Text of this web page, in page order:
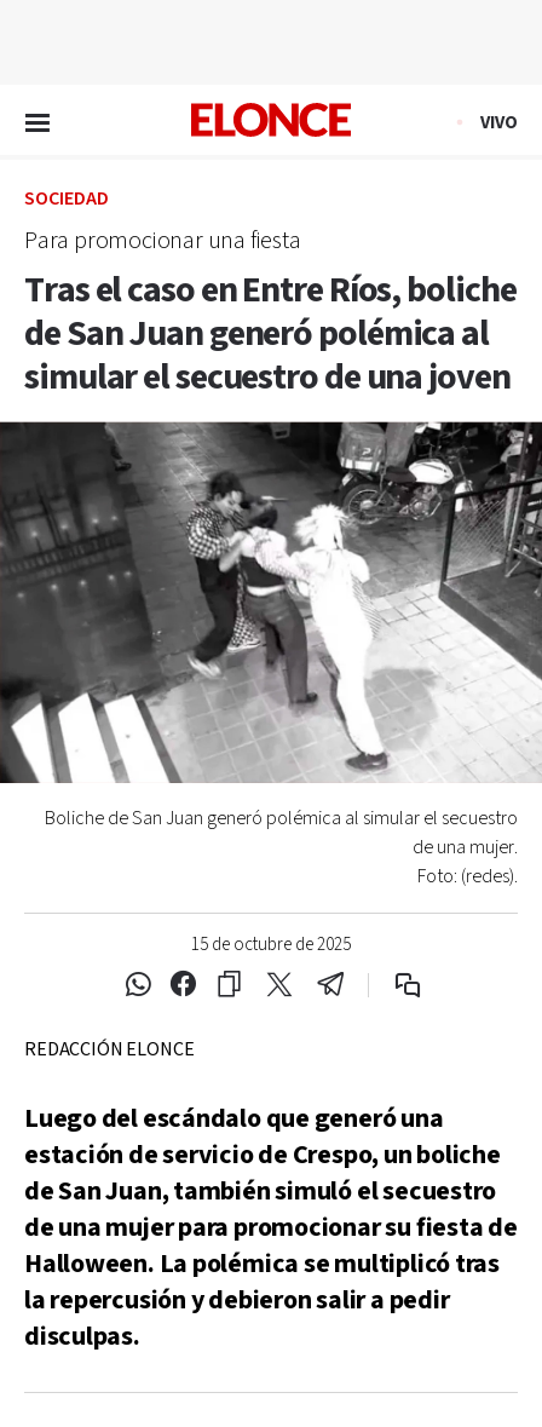
VIVO
SOCIEDAD
Para promocionar una fiesta
Tras el caso en Entre Ríos, boliche
de San Juan generó polémica al
simular el secuestro de una joven
15 de octubre de 2025
Boliche de San Juan generó polémica al simular el secuestro
de una mujer.
Foto: (redes).
REDACCIÓN ELONCE
Luego del escándalo que generó una
estación de servicio de Crespo, un boliche
de San Juan, también simuló el secuestro
de una mujer para promocionar su fiesta de
Halloween. La polémica se multiplicó tras
la repercusión y debieron salir a pedir
disculpas.